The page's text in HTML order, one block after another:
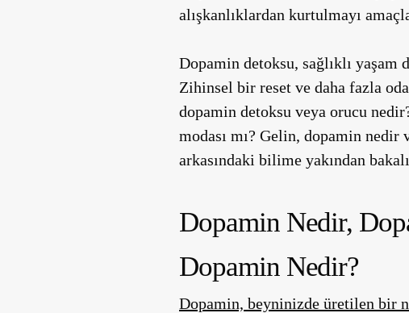
alışkanlıklardan kurtulmayı
Dopamin detoksu, sağlıklı
Zihinsel bir reset ve daha fazla
dopamin detoksu veya orucu
modası mı? Gelin, dopamin nedir
arkasındaki bilime yakından
Dopamin Nedir,
Dopamin Nedir?
Dopamin, beyninizde üretilen bir